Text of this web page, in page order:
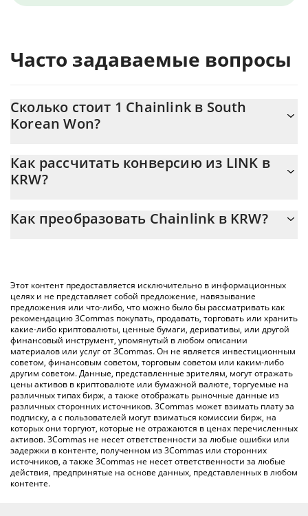
Часто задаваемые вопросы
Сколько стоит 1 Chainlink в South
Korean Won?
На данный момент 1 Chainlink равно 11707.55 {toSymbol
Как рассчитать конверсию из LINK в
KRW?
цену конвертации LINK в KRW, просто введя сумму Chainlink в
Вы также можете использовать приведенную выше таблицу
цен Chainlink, чтобы проверить последние цены на Chainlink
в основных фиатных и криптовалютах.
Как преобразовать Chainlink в KRW?
Этот контент предоставляется исключительно в информационных
целях и не представляет собой предложение, навязывание
предложения или что-либо, что можно было бы рассматривать как
рекомендацию 3Commas покупать, продавать, торговать или хранить
какие-либо криптовалюты, ценные бумаги, деривативы, или другой
финансовый инструмент, упомянутый в любом описании
материалов или услуг от 3Commas. Он не является инвестиционным
советом, финансовым советом, торговым советом или каким-либо
другим советом. Данные, представленные зрителям, могут отражать
цены активов в криптовалюте или бумажной валюте, торгуемые на
различных типах бирж, а также отображать рыночные данные из
различных сторонних источников. 3Commas может взимать плату за
подписку, а с пользователей могут взиматься комиссии бирж, на
которых они торгуют, которые не отражаются в ценах перечисленных
активов. 3Commas не несет ответственности за любые ошибки или
задержки в контенте, полученном из 3Commas или сторонних
источников, а также 3Commas не несет ответственности за любые
действия, предпринятые на основе данных, представленных в любом
контенте.